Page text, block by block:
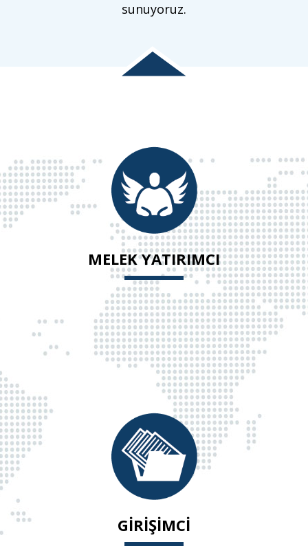
sunuyoruz.
MELEK YATIRIMCI
GİRİŞİMCİ